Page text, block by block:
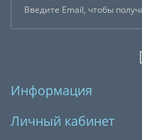
Информация
Личный кабинет